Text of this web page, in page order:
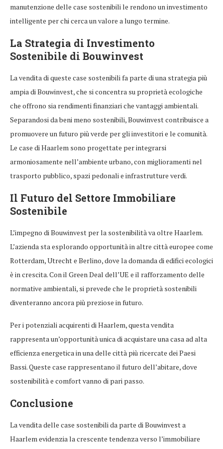
manutenzione delle case sostenibili le rendono un investimento
intelligente per chi cerca un valore a lungo termine.
La Strategia di Investimento
Sostenibile di Bouwinvest
La vendita di queste case sostenibili fa parte di una strategia più
ampia di Bouwinvest, che si concentra su proprietà ecologiche
che offrono sia rendimenti finanziari che vantaggi ambientali.
Separandosi da beni meno sostenibili, Bouwinvest contribuisce a
promuovere un futuro più verde per gli investitori e le comunità.
Le case di Haarlem sono progettate per integrarsi
armoniosamente nell’ambiente urbano, con miglioramenti nel
trasporto pubblico, spazi pedonali e infrastrutture verdi.
Il Futuro del Settore Immobiliare
Sostenibile
L’impegno di Bouwinvest per la sostenibilità va oltre Haarlem.
L’azienda sta esplorando opportunità in altre città europee come
Rotterdam, Utrecht e Berlino, dove la domanda di edifici ecologici
è in crescita. Con il Green Deal dell’UE e il rafforzamento delle
normative ambientali, si prevede che le proprietà sostenibili
diventeranno ancora più preziose in futuro.
Per i potenziali acquirenti di Haarlem, questa vendita
rappresenta un’opportunità unica di acquistare una casa ad alta
efficienza energetica in una delle città più ricercate dei Paesi
Bassi. Queste case rappresentano il futuro dell’abitare, dove
sostenibilità e comfort vanno di pari passo.
Conclusione
La vendita delle case sostenibili da parte di Bouwinvest a
Haarlem evidenzia la crescente tendenza verso l’immobiliare